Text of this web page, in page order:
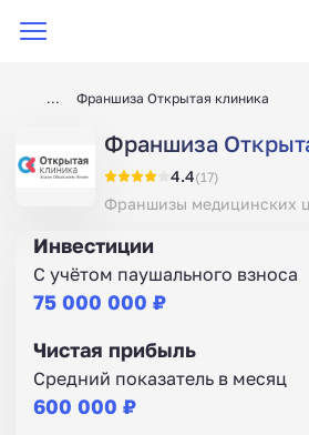
Франшиза Открытая клиника
Франшиза
4.4(17)
Франшизы медицинских
Инвестиции
С учётом паушального взноса
75 000 000 ₽
Чистая прибыль
Средний показатель в месяц
600 000 ₽